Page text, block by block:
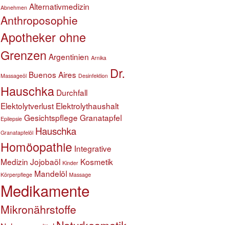
Abnehmen Alternativmedizin
Anthroposophie
Apotheker ohne
Grenzen Argentinien Arnika
Massageöl Buenos Aires Desinfektion Dr.
Hauschka Durchfall
Elektolytverlust Elektrolythaushalt
Epilepsie Gesichtspflege Granatapfel
Granatapfelöl Hauschka
Homöopathie Integrative
Medizin Jojobaöl Kinder Kosmetik
Körperpflege Mandelöl Massage
Medikamente
Mikronährstoffe